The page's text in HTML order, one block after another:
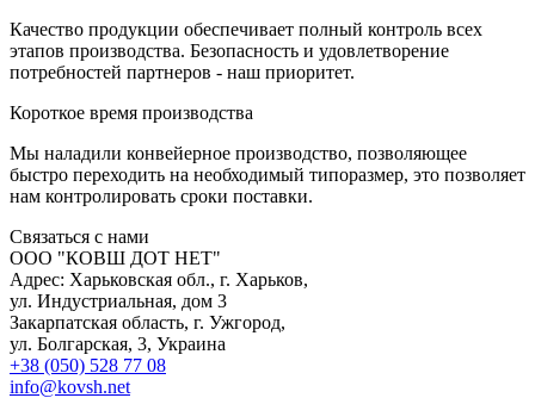
Качество продукции обеспечивает полный контроль всех
этапов производства. Безопасность и удовлетворение
потребностей партнеров - наш приоритет.
Короткое время производства
Мы наладили конвейерное производство, позволяющее
быстро переходить на необходимый типоразмер, это позволяет
нам контролировать сроки поставки.
Связаться с нами
ООО "КОВШ ДОТ НЕТ"
Адрес: Харьковская обл., г. Харьков,
ул. Индустриальная, дом 3
Закарпатская область, г. Ужгород,
ул. Болгарская, 3, Украина
+38 (050) 528 77 08
info@kovsh.net